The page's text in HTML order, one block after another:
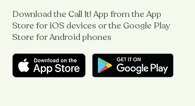
Download the Call It! App from the App
Store for iOS devices or the Google Play
Store for Android phones